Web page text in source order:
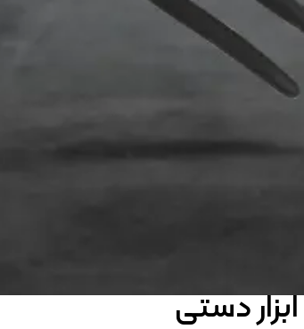
ابزار دستی